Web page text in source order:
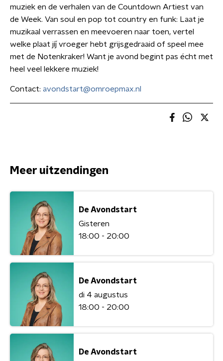
muziek en de verhalen van de Countdown Artiest van
de Week. Van soul en pop tot country en funk: Laat je
muzikaal verrassen en meevoeren naar toen, vertel
welke plaat jíj vroeger hebt grijsgedraaid of speel mee
met de Notenkraker! Want je avond begint pas écht met
heel veel lekkere muziek!
Contact: avondstart@omroepmax.nl
Meer uitzendingen
De Avondstart
Gisteren
18:00 - 20:00
De Avondstart
di 4 augustus
18:00 - 20:00
De Avondstart